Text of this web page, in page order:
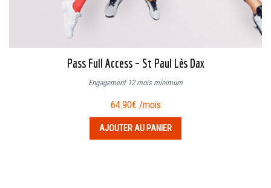
Pass Full Access – St Paul Lès Dax
Engagement 12 mois minimum
64.90€ /mois
AJOUTER AU PANIER